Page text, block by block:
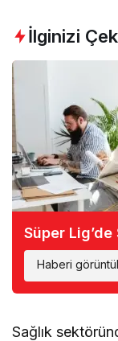
İlginizi
Süper Lig’de
Haberi
Sağlık